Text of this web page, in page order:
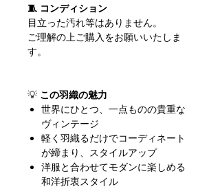
🧵 コンディション
目立った汚れ等はありません。
ご理解の上ご購入をお願いいたしま
す。
💡 この羽織の魅力
世界にひとつ、一点ものの貴重な
ヴィンテージ
軽く羽織るだけでコーディネート
が締まり、スタイルアップ
洋服と合わせてモダンに楽しめる
和洋折衷スタイル